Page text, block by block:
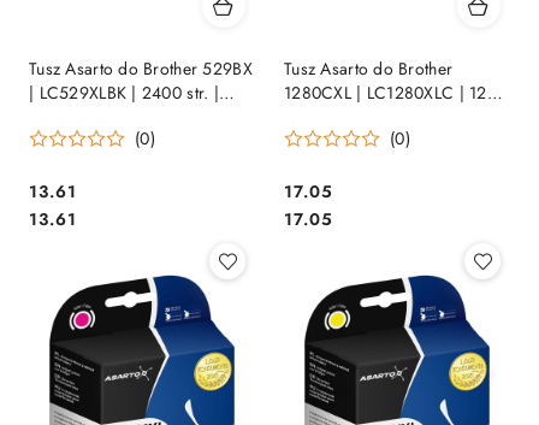
Tusz Asarto do Brother 529BX
| LC529XLBK | 2400 str. |
(0)
Cena:
13.61
Cena:
13.61
Tusz Asarto do Brother
1280CXL | LC1280XLC | 1200
(0)
Cena:
17.05
Cena:
17.05